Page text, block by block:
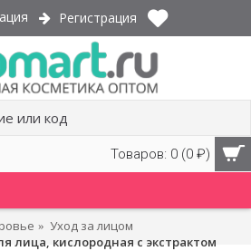
Регистрация
Товаров: 0 (0 ₽)
Уход за лицом
кислородная с экстрактом